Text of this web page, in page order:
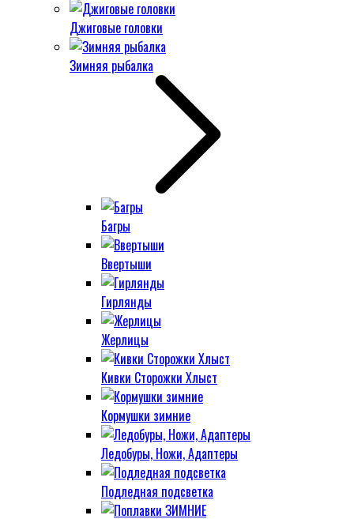
Джиговые головки
Зимняя рыбалка
Багры
Ввертыши
Гирлянды
Жерлицы
Кивки Сторожки Хлыст
Кормушки зимние
Ледобуры, Ножи, Адаптеры
Подледная подсветка